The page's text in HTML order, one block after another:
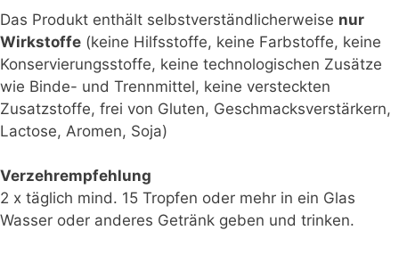
Das Produkt enthält selbstverständlicherweise nur
Wirkstoffe (keine Hilfsstoffe, keine Farbstoffe, keine
Konservierungsstoffe, keine technologischen Zusätze
wie Binde- und Trennmittel, keine versteckten
Zusatzstoffe, frei von Gluten, Geschmacksverstärkern,
Lactose, Aromen, Soja)
Verzehrempfehlung
2 x täglich mind. 15 Tropfen oder mehr in ein Glas
Wasser oder anderes Getränk geben und trinken.